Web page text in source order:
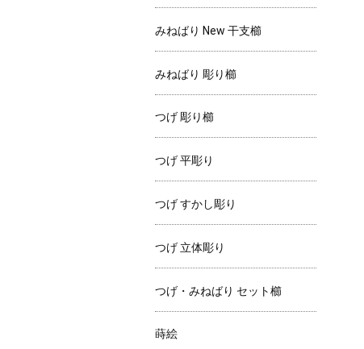
みねばり New 干支櫛
みねばり 彫り櫛
つげ 彫り櫛
つげ 平彫り
つげ すかし彫り
つげ 立体彫り
つげ・みねばり セット櫛
蒔絵